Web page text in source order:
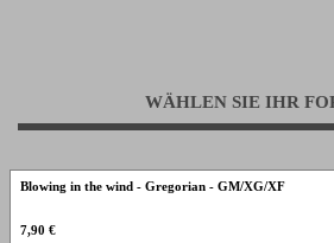
WÄHLEN SIE IHR
Blowing in the wind - Gregorian - GM/XG/XF
7,90 €